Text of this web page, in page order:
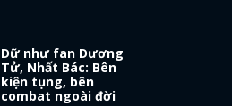
Dữ như fan Dương
Tử, Nhất Bác: Bên
kiện tụng, bên
combat ngoài đời